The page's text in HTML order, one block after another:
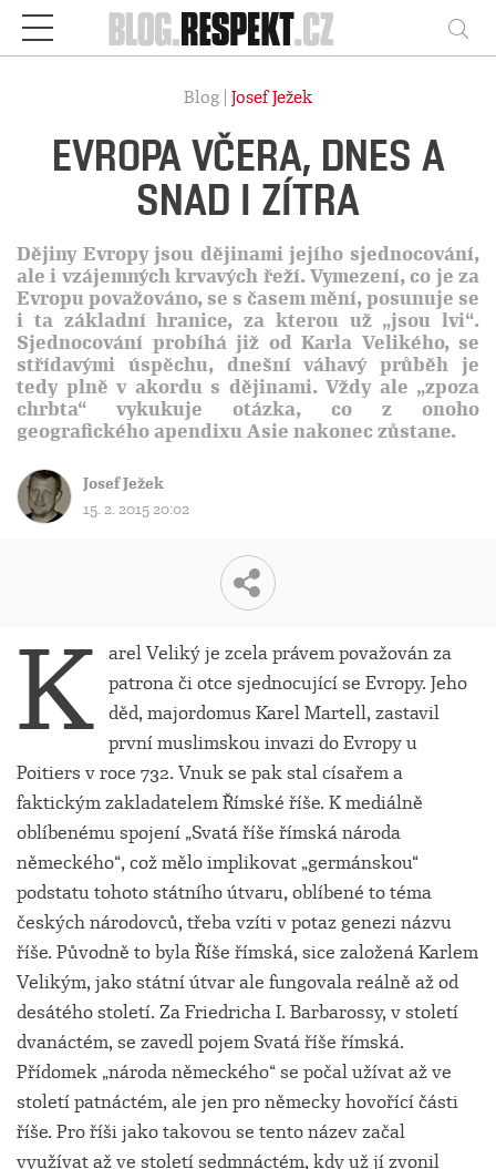
Respekt
Blog | Josef Ježek
EVROPA VČERA, DNES A
SNAD I ZÍTRA
Dějiny Evropy jsou dějinami jejího sjednocování,
ale i vzájemných krvavých řeží. Vymezení, co je za
Evropu považováno, se s časem mění, posunuje se
i ta základní hranice, za kterou už „jsou lvi“.
Sjednocování probíhá již od Karla Velikého, se
střídavými úspěchu, dnešní váhavý průběh je
tedy plně v akordu s dějinami. Vždy ale „zpoza
chrbta“ vykukuje otázka, co z onoho
geografického apendixu Asie nakonec zůstane.
Josef Ježek
15. 2. 2015 20:02
K
arel Veliký je zcela právem považován za
patrona či otce sjednocující se Evropy. Jeho
děd, majordomus Karel Martell, zastavil
první muslimskou invazi do Evropy u
Poitiers v roce 732. Vnuk se pak stal císařem a
faktickým zakladatelem Římské říše. K mediálně
oblíbenému spojení „Svatá říše římská národa
německého“, což mělo implikovat „germánskou“
podstatu tohoto státního útvaru, oblíbené to téma
českých národovců, třeba vzíti v potaz genezi názvu
říše. Původně to byla Říše římská, sice založená Karlem
Velikým, jako státní útvar ale fungovala reálně až od
desátého století. Za Friedricha I. Barbarossy, v století
dvanáctém, se zavedl pojem Svatá říše římská.
Přídomek „národa německého“ se počal užívat až ve
století patnáctém, ale jen pro německy hovořící části
říše. Pro říši jako takovou se tento název začal
využívat až ve století sedmnáctém, kdy už jí zvonil